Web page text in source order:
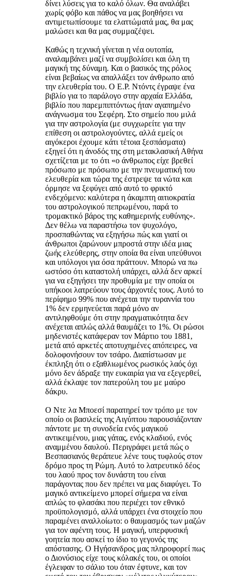
δίνει λύσεις για το καλό όλων. Θα αναλάβει
χωρίς φόβο και πάθος να μας βοηθήσει να
αντιμετωπίσουμε τα ελαττώματά μας, θα μας
μαλώσει και θα μας συμμαζέψει.
Καθώς η τεχνική γίνεται η νέα ουτοπία,
αναλαμβάνει μαζί να συμβολίσει και όλη τη
μαγική της δύναμη. Και ο βασικός της ρόλος
είναι βεβαίως να απαλλάξει τον άνθρωπο από
την ελευθερία του. Ο Ε.Ρ. Ντόντς έγραψε ένα
βιβλίο για το παράλογο στην αρχαία Ελλάδα,
βιβλίο που παρεμπιπτόντως ήταν αγαπημένο
ανάγνωσμα του Σεφέρη. Στο σημείο που μιλά
για την αστρολογία (με συγχωρείτε για την
επίθεση οι αστρολογούντες, αλλά εμείς οι
αιγόκεροι έχουμε κάτι τέτοια ξεσπάσματα)
εξηγεί ότι η άνοδός της στη μετακλασική Αθήνα
σχετίζεται με το ότι «ο άνθρωπος είχε βρεθεί
πρόσωπο με πρόσωπο με την πνευματική του
ελευθερία και τώρα της έστρεψε τα νώτα και
όρμησε να ξεφύγει από αυτό το φρικτό
ενδεχόμενο: καλύτερα η άκαμπτη αιτιοκρατία
του αστρολογικού πεπρωμένου, παρά το
τρομακτικό βάρος της καθημερινής ευθύνης».
Δεν θέλω να παραστήσω τον ψυχολόγο,
προσπαθώντας να εξηγήσω πώς και γιατί οι
άνθρωποι ζαρώνουν μπροστά στην ιδέα μιας
ζωής ελεύθερης, στην οποία θα είναι υπεύθυνοι
και υπόλογοι για όσα πράττουν. Μπορώ να πω
ωστόσο ότι καταστολή υπάρχει, αλλά δεν αρκεί
για να εξηγήσει την προθυμία με την οποία οι
υπήκοοι λατρεύουν τους άρχοντές τους. Αυτό το
περίφημο 99% που ανέχεται την τυραννία του
1% δεν ερμηνεύεται παρά μόνο αν
αντιληφθούμε ότι στην πραγματικότητα δεν
ανέχεται απλώς αλλά θαυμάζει το 1%. Οι ρώσοι
μηδενιστές κατάφεραν τον Μάρτιο του 1881,
μετά από αρκετές αποτυχημένες απόπειρες, να
δολοφονήσουν τον τσάρο. Διαπίστωσαν με
έκπληξη ότι ο εξαθλιωμένος ρωσικός λαός όχι
μόνο δεν άδραξε την ευκαιρία για να εξεγερθεί,
αλλά έκλαψε τον πατερούλη του με μαύρο
δάκρυ.
Ο Ντε λα Μποεσί παρατηρεί τον τρόπο με τον
οποίο οι βασιλείς της Αιγύπτου παρουσιάζονταν
πάντοτε με τη συνοδεία ενός μαγικού
αντικειμένου, μιας γάτας, ενός κλαδιού, ενός
αναμμένου δαυλού. Περιγράφει μετά πώς ο
Βεσπασιανός θεράπευε λένε τους τυφλούς στον
δρόμο προς τη Ρώμη. Αυτό το λατρευτικό δέος
του λαού προς τον δυνάστη του είναι
παράγοντας που δεν πρέπει να μας διαφύγει. Το
μαγικό αντικείμενο μπορεί σήμερα να είναι
απλώς το φλασάκι που περιέχει τον εθνικό
προϋπολογισμό, αλλά υπάρχει ένα στοιχείο που
παραμένει αναλλοίωτο: ο θαυμασμός των μαζών
για τον αφέντη τους. Η μαγική, υπερφυσική
γοητεία που ασκεί το ίδιο το γεγονός της
απόστασης. Ο Ηγήσανδρος μας πληροφορεί πως
ο Διονύσιος είχε τους κόλακές του, οι οποίοι
έγλειφαν το σάλιο του όταν έφτυνε, και τον